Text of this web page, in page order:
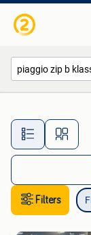
Filters